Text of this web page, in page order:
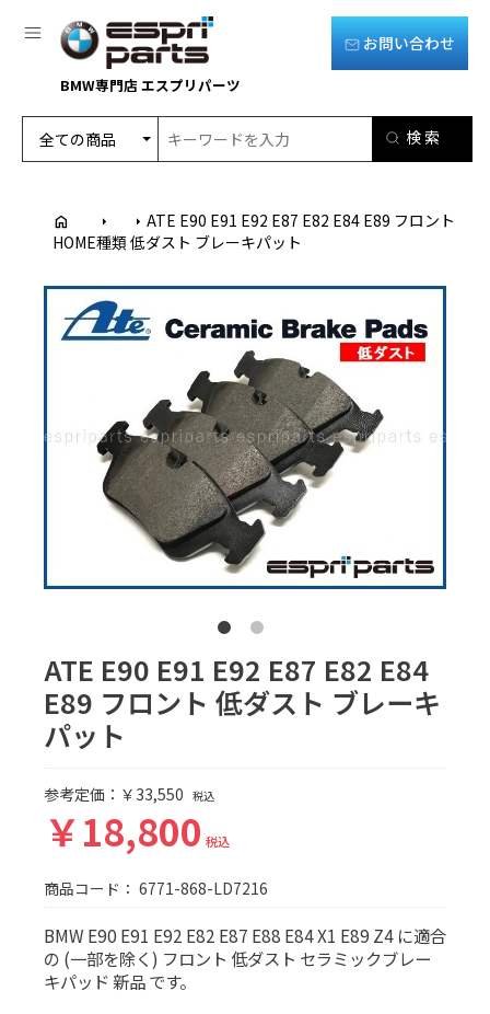
BMW専門店 エスプリパーツ
お問い合わせ
home
HOME
arrow_right
種類
arrow_rightATE E90 E91 E92 E87 E82 E84 E89 フロント
低ダスト ブレーキパット
ATE E90 E91 E92 E87 E82 E84
E89 フロント 低ダスト ブレーキ
パット
参考定価：￥33,550 税込
￥18,800 税込
商品コード： 6771-868-LD7216
BMW E90 E91 E92 E82 E87 E88 E84 X1 E89 Z4 に適合
の (一部を除く) フロント 低ダスト セラミックブレー
キパッド 新品 です。